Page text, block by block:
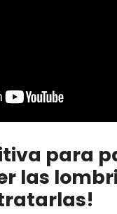
para
las